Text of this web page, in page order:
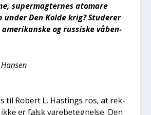
super­mag­ter­nes ato­ma­re
under Den Kol­de krig? Stu­de­rer
og rus­si­ske våben­
til Robert L. Hastings ros, at rek­
er falsk vare­be­teg­nel­se. Den